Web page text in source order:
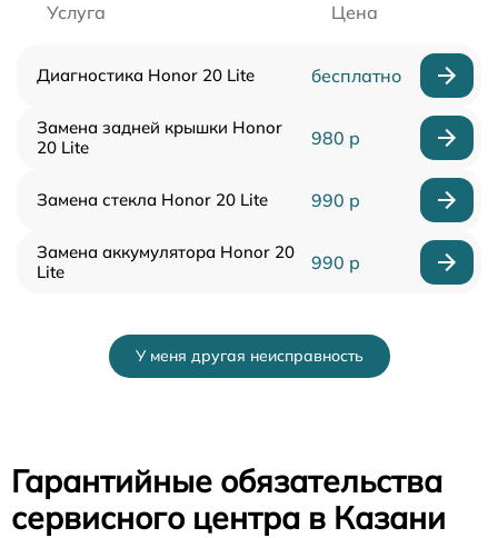
Услуга Цена
Диагностика Honor 20 Lite бесплатно
Замена задней крышки Honor
20 Lite
980 р
Замена стекла Honor 20 Lite 990 р
Замена аккумулятора Honor 20
Lite
990 р
У меня другая неисправность
Гарантийные обязательства
сервисного центра в Казани